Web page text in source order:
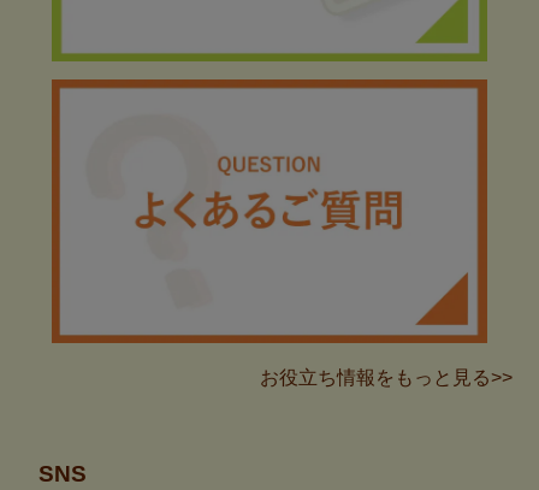
お役立ち情報をもっと見る>>
SNS